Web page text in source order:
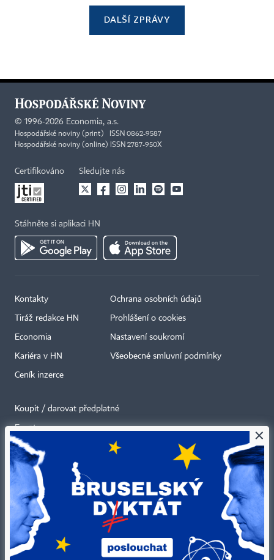
DALŠÍ ZPRÁVY
© 1996-2026 Economia, a.s.
Hospodářské noviny (print) ISSN 0862-9587
Hospodářské noviny (online) ISSN 2787-950X
Certifikováno Sledujte nás
Stáhněte si aplikaci HN
Kontakty
Tiráž redakce HN
Economia
Kariéra v HN
Ceník inzerce
Ochrana osobních údajů
Prohlášení o cookies
Nastavení soukromí
Všeobecné smluvní podmínky
Koupit / darovat předplatné
Eventy
Newslettery
RSS kanály
Autorská práva vykonává vydavatel. Bez písemného svolení vydavatele je
zakázáno jakékoli užití částí nebo celku díla, zejména rozmnožování a šíření
jakýmkoli způsobem, mechanickým nebo elektronickým, v českém nebo
jiném jazyce. Bez souhlasu vydavatele je zakázáno též rozmnožování
obsahu pro účely automatizované analýzy textů nebo dat
×